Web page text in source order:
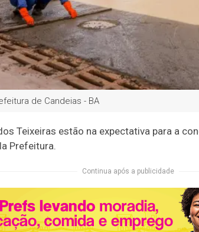
de Candeias - BA
Teixeiras estão na expectativa para a
Prefeitura.
Continua após a publicidade